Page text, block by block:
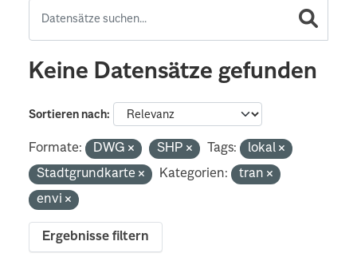
Keine Datensätze gefunden
Sortieren nach
Formate: DWG SHP Tags:
lokal
Stadtgrundkarte
Kategorien:
tran
envi
Ergebnisse filtern